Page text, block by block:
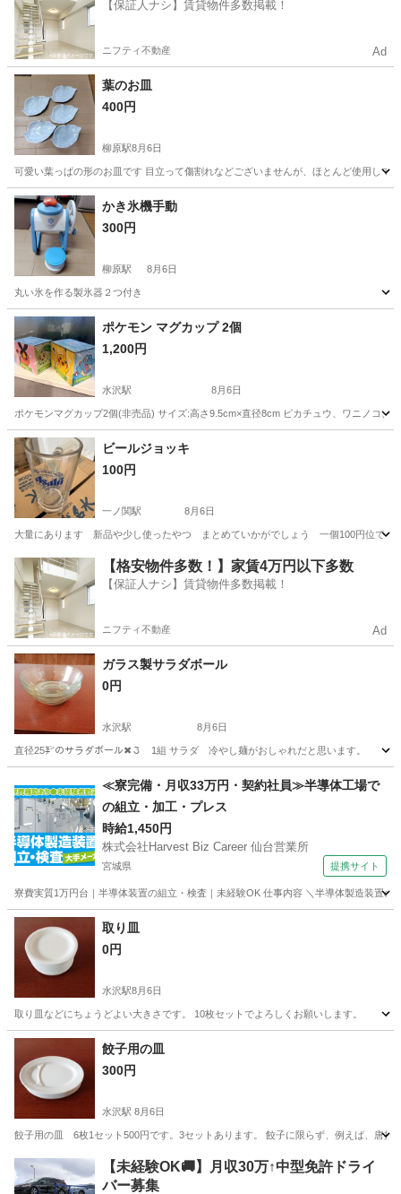
【保証人ナシ】賃貸物件多数掲載！
ニフティ不動産 Ad
葉のお皿
400円
柳原駅8月6日
可愛い葉っぱの形のお皿です 目立って傷割れなどございませんが、ほとんど使用して
岩手 北上市 柳原駅 食器
かき氷機手動
300円
柳原駅 8月6日
丸い氷を作る製氷器２つ付き
岩手 北上市 柳原駅 調理器具
ポケモン マグカップ 2個
1,200円
水沢駅 8月6日
ポケモンマグカップ2個(非売品) サイズ:高さ9.5cm×直径8cm ピカチュウ、ワニノコ
岩手 奥州市 水沢駅 生活雑貨
ビールジョッキ
100円
一ノ関駅 8月6日
大量にあります 新品や少し使ったやつ まとめていかがでしょう 一個100円位で
岩手 奥州市 一ノ関駅 食器
【格安物件多数！】家賃4万円以下多数
【保証人ナシ】賃貸物件多数掲載！
ニフティ不動産 Ad
ガラス製サラダボール
0円
水沢駅 8月6日
直径25㌢のサラダボール✖３ 1組 サラダ 冷やし麺がおしゃれだと思います。
水沢駅 食器
≪寮完備・月収33万円・契約社員≫半導体工場で
の組立・加工・プレス
時給1,450円
株式会社Harvest Biz Career 仙台営業所
宮城県 提携サイト
寮費実質1万円台｜半導体装置の組立・検査｜未経験OK 仕事内容 ＼半導体製造装置
宮城 その他
取り皿
0円
水沢駅8月6日
取り皿などにちょうどよい大きさです。 10枚セットでよろしくお願いします。
岩手 奥州市 水沢駅
餃子用の皿
300円
水沢駅 8月6日
餃子用の皿 6枚1セット500円です。3セットあります。 餃子に限らず、例えば、唐揚
奥州市 水沢駅 食器
【未経験OK🚚】月収30万↑中型免許ドライ
バー募集